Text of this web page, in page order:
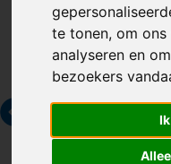
te tonen, om
analyseren en
bezoekers